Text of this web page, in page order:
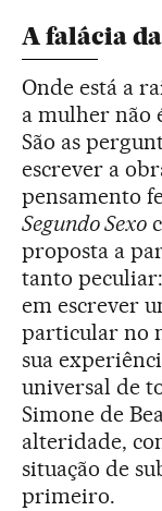
A falácia
Onde está a
a mulher não
São as
escrever a
pensamento
Segundo Sexo
proposta a
tanto
em escrever
particular no
sua
universal de
Simone de
alteridade,
situação de
primeiro.